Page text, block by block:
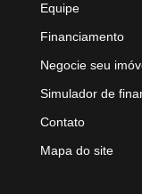
Equipe
Financiamento
Negocie seu
Simulador de
Contato
Mapa do site